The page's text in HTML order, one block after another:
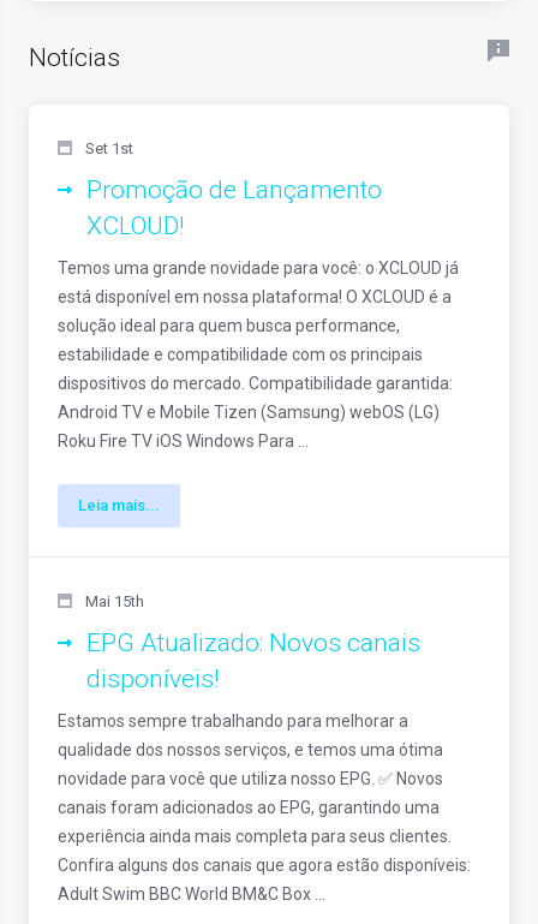
Notícias
Set 1st
Promoção de Lançamento
XCLOUD!
Temos uma grande novidade para você: o XCLOUD já
está disponível em nossa plataforma! O XCLOUD é a
solução ideal para quem busca performance,
estabilidade e compatibilidade com os principais
dispositivos do mercado. Compatibilidade garantida:
Android TV e Mobile Tizen (Samsung) webOS (LG)
Roku Fire TV iOS Windows Para ...
Leia mais...
Mai 15th
EPG Atualizado: Novos canais
disponíveis!
Estamos sempre trabalhando para melhorar a
qualidade dos nossos serviços, e temos uma ótima
novidade para você que utiliza nosso EPG. ✅ Novos
canais foram adicionados ao EPG, garantindo uma
experiência ainda mais completa para seus clientes.
Confira alguns dos canais que agora estão disponíveis:
Adult Swim BBC World BM&C Box ...